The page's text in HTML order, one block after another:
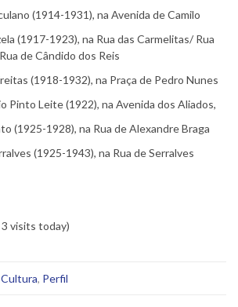
(1914-1931), na Avenida de Camilo
(1917-1923), na Rua das Carmelitas/ Rua
de Cândido dos Reis
(1918-1932), na Praça de Pedro Nunes
Pinto Leite (1922), na Avenida dos Aliados,
(1925-1928), na Rua de Alexandre Braga
(1925-1943), na Rua de Serralves
visits today)
Cultura, Perfil